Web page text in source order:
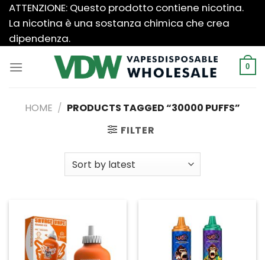
Salta
contenuti
ATTENZIONE: Questo prodotto contiene nicotina.
La nicotina è una sostanza chimica che crea
dipendenza.
0
HOME / PRODUCTS TAGGED “30000 PUFFS”
FILTER